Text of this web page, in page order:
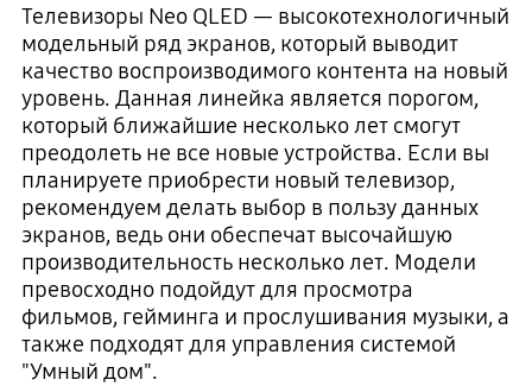
Телевизоры Neo QLED — высокотехнологичный
модельный ряд экранов, который выводит
качество воспроизводимого контента на новый
уровень. Данная линейка является порогом,
который ближайшие несколько лет смогут
преодолеть не все новые устройства. Если вы
планируете приобрести новый телевизор,
рекомендуем делать выбор в пользу данных
экранов, ведь они обеспечат высочайшую
производительность несколько лет. Модели
превосходно подойдут для просмотра
фильмов, гейминга и прослушивания музыки, а
также подходят для управления системой
"Умный дом".